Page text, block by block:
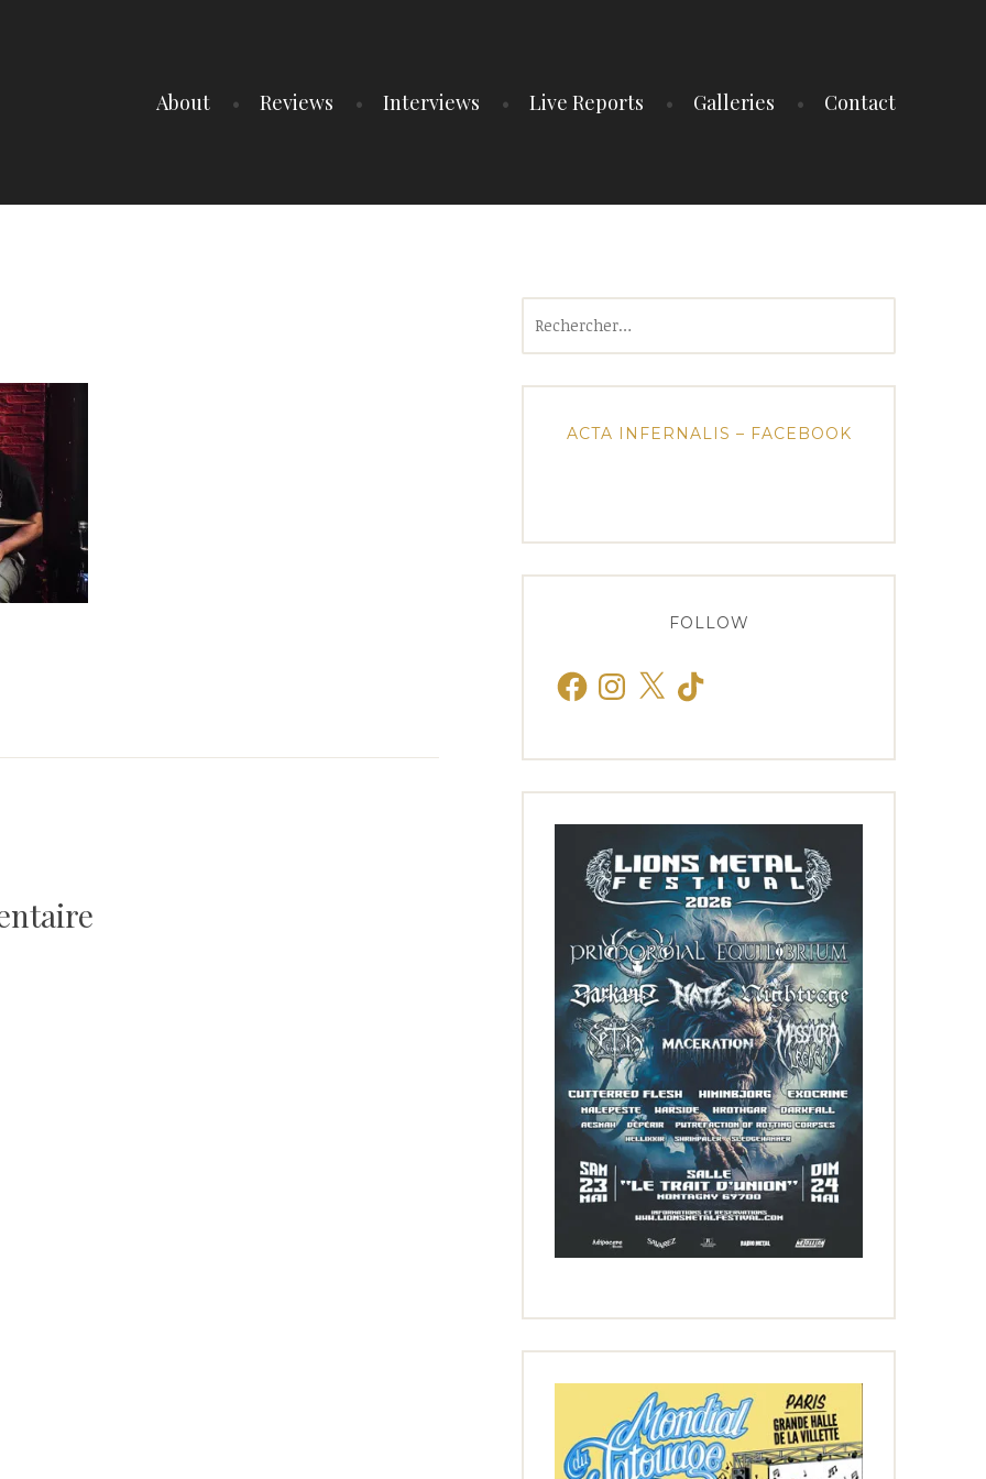
About Reviews Interviews Live Reports Galleries Contact
ACTA INFERNALIS – FACEBOOK
FOLLOW
FacebookInstagram
X TikTok